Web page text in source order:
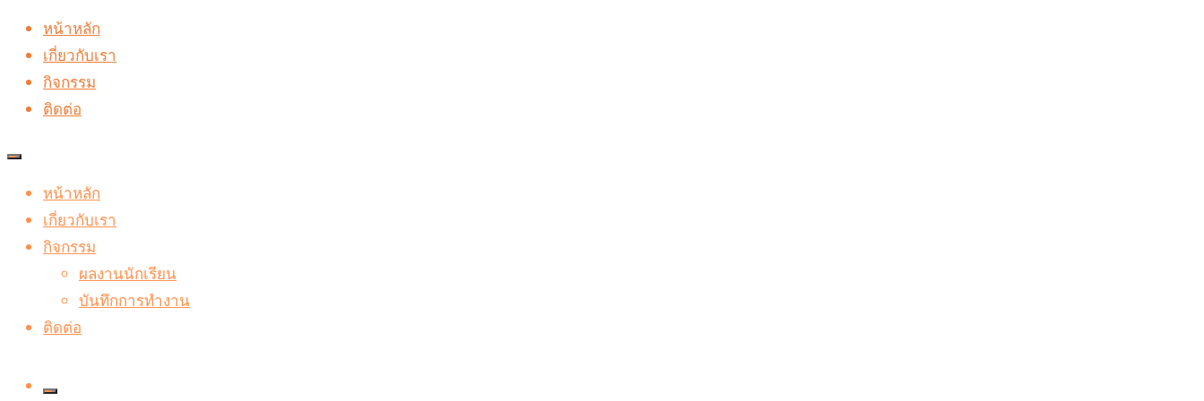
Skip
content
หน้าหลัก
เกี่ยวกับเรา
กิจกรรม
ติดต่อ
หน้าหลัก
เกี่ยวกับเรา
กิจกรรม
ผลงานนักเรียน
บันทึกการทำงาน
ติดต่อ